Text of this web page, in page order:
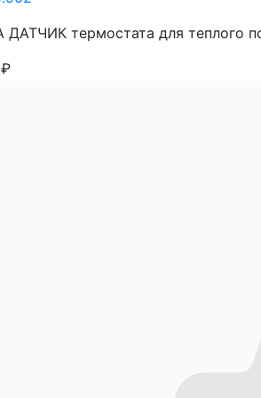
ДАТЧИК термостата для теплого
₽